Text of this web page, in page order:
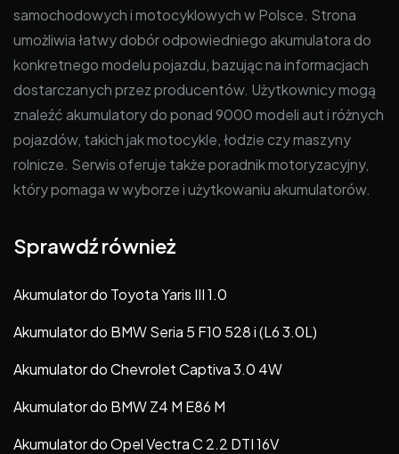
samochodowych i motocyklowych w Polsce. Strona
umożliwia łatwy dobór odpowiedniego akumulatora do
konkretnego modelu pojazdu, bazując na informacjach
dostarczanych przez producentów. Użytkownicy mogą
znaleźć akumulatory do ponad 9000 modeli aut i różnych
pojazdów, takich jak motocykle, łodzie czy maszyny
rolnicze. Serwis oferuje także poradnik motoryzacyjny,
który pomaga w wyborze i użytkowaniu akumulatorów.
Sprawdź również
Akumulator do Toyota Yaris III 1.0
Akumulator do BMW Seria 5 F10 528 i (L6 3.0L)
Akumulator do Chevrolet Captiva 3.0 4W
Akumulator do BMW Z4 M E86 M
Akumulator do Opel Vectra C 2.2 DTI 16V